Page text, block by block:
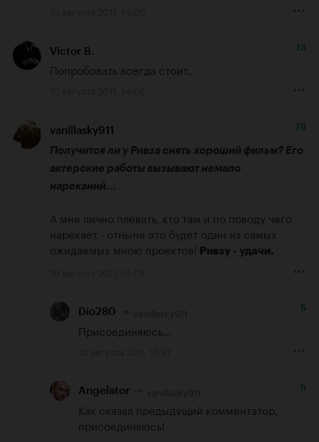
Victor B. 13
Попробовать всегда стоит..
vanillasky911 28
Получится ли у Ривза снять хороший фильм? Его
актерские работы вызывают немало
нареканий...
А мне лично плевать, кто там и по поводу чего
нарекает - отныне это будет один из самых
ожидаемых мною проектов! Ривзу - удачи.
Dio280 5
Присоединяюсь...
Angelator 5
Как сказал предыдущий комментатор,
присоединяюсь!